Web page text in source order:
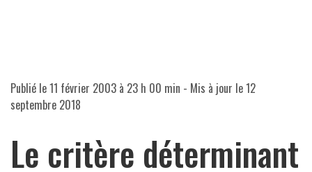
Publié le11 février 2003 à 23 h 00 min - Mis à jour le12
septembre 2018
Le critère déterminant